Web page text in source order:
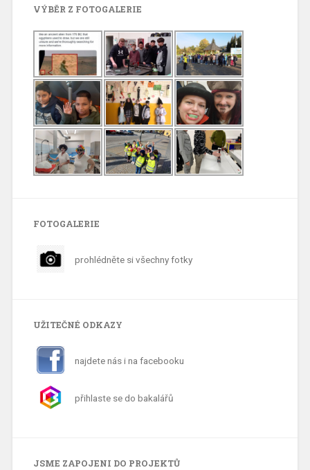
VÝBĚR Z FOTOGALERIE
FOTOGALERIE
prohlédněte si všechny fotky
UŽITEČNÉ ODKAZY
najdete nás i na facebooku
přihlaste se do bakalářů
JSME ZAPOJENI DO PROJEKTŮ